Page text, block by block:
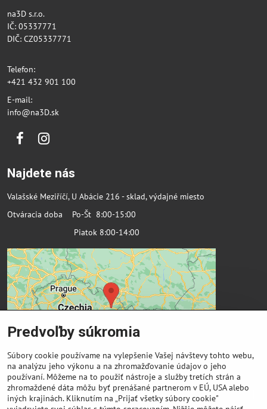
na3D s.r.o.
IČ: 05337771
DIČ: CZ05337771
Telefon:
+421 432 901 100
E-mail:
info@na3D.sk
FacebookInstagram
Najdete nás
Valašské Meziříčí, U Abácie 216 - sklad, výdajné miesto
Otváracia doba Po-Št 8:00-15:00
Piatok 8:00-14:00
Dôležité odkazy
Predvoľby súkromia
Súbory cookie používame na vylepšenie Vašej návštevy tohto webu,
na analýzu jeho výkonu a na zhromažďovanie údajov o jeho
používaní. Môžeme na to použiť nástroje a služby tretích strán a
zhromaždené dáta môžu byť prenášané partnerom v EÚ, USA alebo
iných krajinách. Kliknutím na „Prijať všetky súbory cookie"